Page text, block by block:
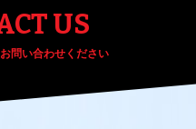
US
問い合わせください